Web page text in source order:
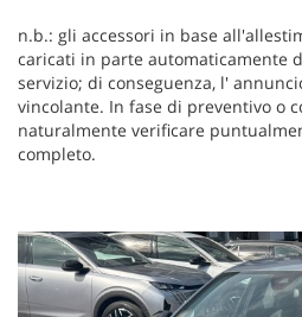
n.b.: gli accessori in base
caricati in parte automaticamente
servizio; di conseguenza, l'
vincolante. In fase di preventivo o
naturalmente verificare
completo.